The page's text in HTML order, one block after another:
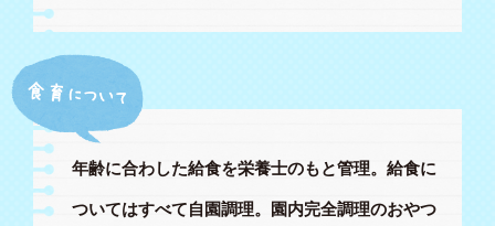
年齢に合わした給食を栄養士のもと管理。 給食に
ついてはすべて自園調理。 園内完全調理のおやつ